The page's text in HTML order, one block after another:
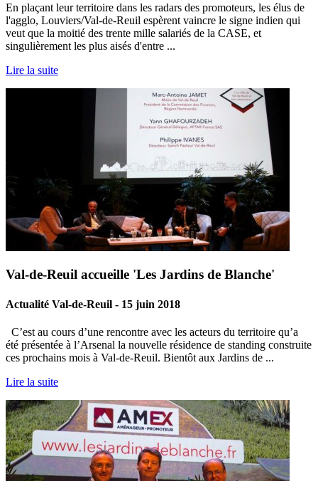
En plaçant leur territoire dans les radars des promoteurs, les élus de
l'agglo, Louviers/Val-de-Reuil espèrent vaincre le signe indien qui
veut que la moitié des trente mille salariés de la CASE, et
singulièrement les plus aisés d'entre ...
Lire la suite
Val-de-Reuil accueille 'Les Jardins de Blanche'
Actualité Val-de-Reuil - 15 juin 2018
C’est au cours d’une rencontre avec les acteurs du territoire qu’a
été présentée à l’Arsenal la nouvelle résidence de standing construite
ces prochains mois à Val-de-Reuil. Bientôt aux Jardins de ...
Lire la suite